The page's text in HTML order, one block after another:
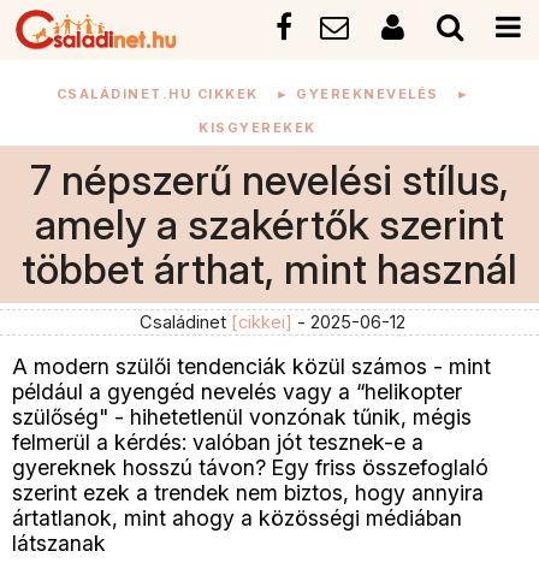
CSALÁDINET.HU CIKKEK ► GYEREKNEVELÉS ►
KISGYEREKEK
7 népszerű nevelési stílus,
amely a szakértők szerint
többet árthat, mint használ
Családinet [cikkei] - 2025-06-12
A modern szülői tendenciák közül számos - mint
például a gyengéd nevelés vagy a “helikopter
szülőség" - hihetetlenül vonzónak tűnik, mégis
felmerül a kérdés: valóban jót tesznek-e a
gyereknek hosszú távon? Egy friss összefoglaló
szerint ezek a trendek nem biztos, hogy annyira
ártatlanok, mint ahogy a közösségi médiában
látszanak